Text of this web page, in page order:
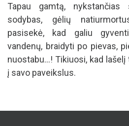
Tapau gamtą, nykstančias
sodybas, gėlių
pasisekė, kad galiu
vandenų, braidyti po pievas,
nuostabu...! Tikiuosi, kad
į savo paveikslus.